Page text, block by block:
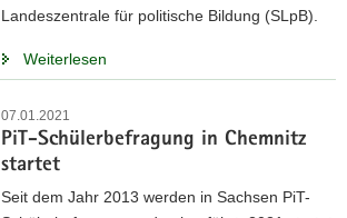
Landeszentrale für politische Bildung (SLpB).
Weiterlesen
07.01.2021
PiT-Schülerbefragung in Chemnitz
startet
Seit dem Jahr 2013 werden in Sachsen PiT-